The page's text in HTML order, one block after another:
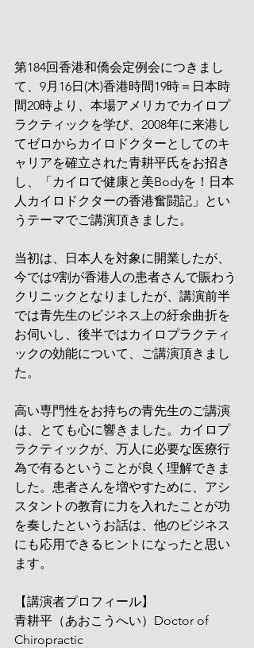
第184回香港和僑会定例会につきまし
て、9月16日(木)香港時間19時＝日本時
間20時より、本場アメリカでカイロプ
ラクティックを学び、2008年に来港し
てゼロからカイロドクターとしてのキ
ャリアを確立された青耕平氏をお招き
し、「カイロで健康と美Bodyを！日本
人カイロドクターの香港奮闘記」とい
うテーマでご講演頂きました。
当初は、日本人を対象に開業したが、
今では9割が香港人の患者さんで賑わう
クリニックとなりましたが、講演前半
では青先生のビジネス上の紆余曲折を
お伺いし、後半ではカイロプラクティ
ックの効能について、ご講演頂きまし
た。
高い専門性をお持ちの青先生のご講演
は、とても心に響きました。カイロプ
ラクティックが、万人に必要な医療行
為で有るということが良く理解できま
した。患者さんを増やすために、アシ
スタントの教育に力を入れたことが功
を奏したというお話は、他のビジネス
にも応用できるヒントになったと思い
ます。
【講演者プロフィール】
青耕平（あおこうへい）Doctor of
Chiropractic